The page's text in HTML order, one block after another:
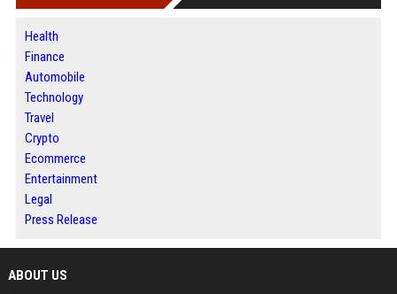
Health
Finance
Automobile
Technology
Travel
Crypto
Ecommerce
Entertainment
Legal
Press Release
ABOUT US